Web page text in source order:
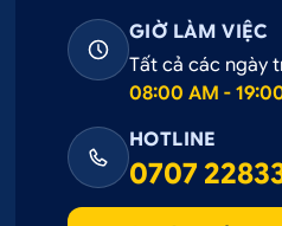
GIỜ LÀM VIỆC
Tất cả các ngày
08:00 AM -
HOTLINE
0707